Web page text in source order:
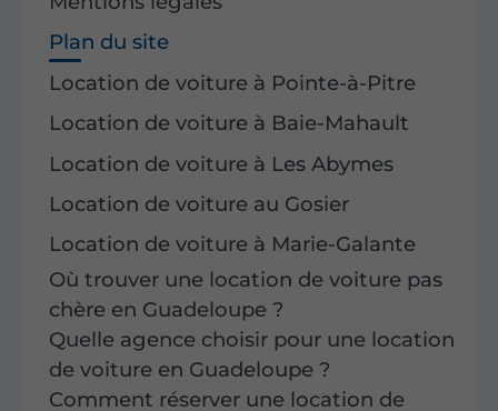
Plan du site
Location de voiture à Pointe-à-Pitre
Location de voiture à Baie-Mahault
Location de voiture à Les Abymes
Location de voiture au Gosier
Location de voiture à Marie-Galante
Où trouver une location de voiture pas
chère en Guadeloupe ?
Quelle agence choisir pour une location
de voiture en Guadeloupe ?
Comment réserver une location de